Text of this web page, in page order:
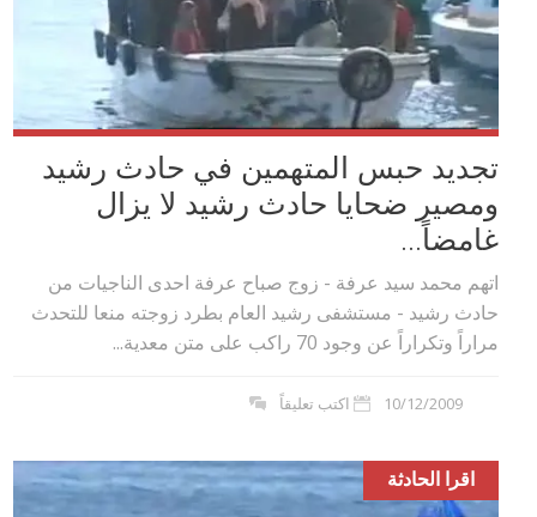
تجديد حبس المتهمين في حادث رشيد
ومصير ضحايا حادث رشيد لا يزال
غامضاً...
اتهم محمد سيد عرفة - زوج صباح عرفة احدى الناجيات من
حادث رشيد - مستشفى رشيد العام بطرد زوجته منعا للتحدث
مراراً وتكراراً عن وجود 70 راكب على متن معدية...
10/12/2009 اكتب تعليقاً
اقرا الحادثة